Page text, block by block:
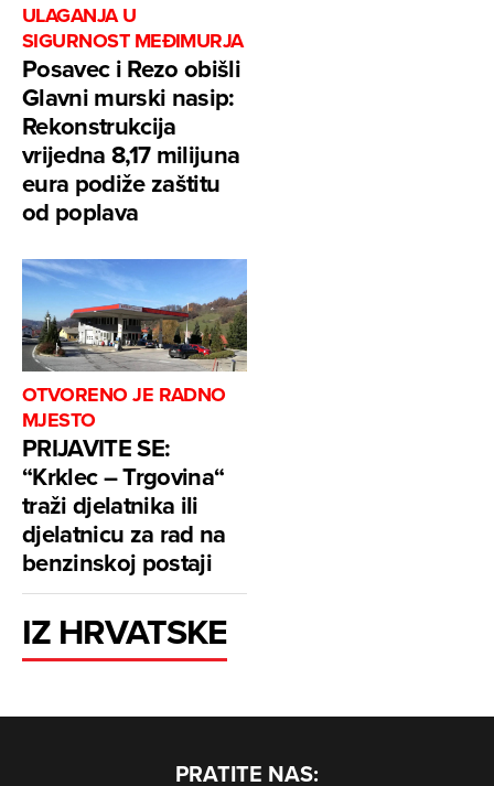
ULAGANJA U
SIGURNOST MEĐIMURJA
Posavec i Rezo obišli
Glavni murski nasip:
Rekonstrukcija
vrijedna 8,17 milijuna
eura podiže zaštitu
od poplava
OTVORENO JE RADNO
MJESTO
PRIJAVITE SE:
“Krklec – Trgovina“
traži djelatnika ili
djelatnicu za rad na
benzinskoj postaji
IZ HRVATSKE
PRATITE NAS: